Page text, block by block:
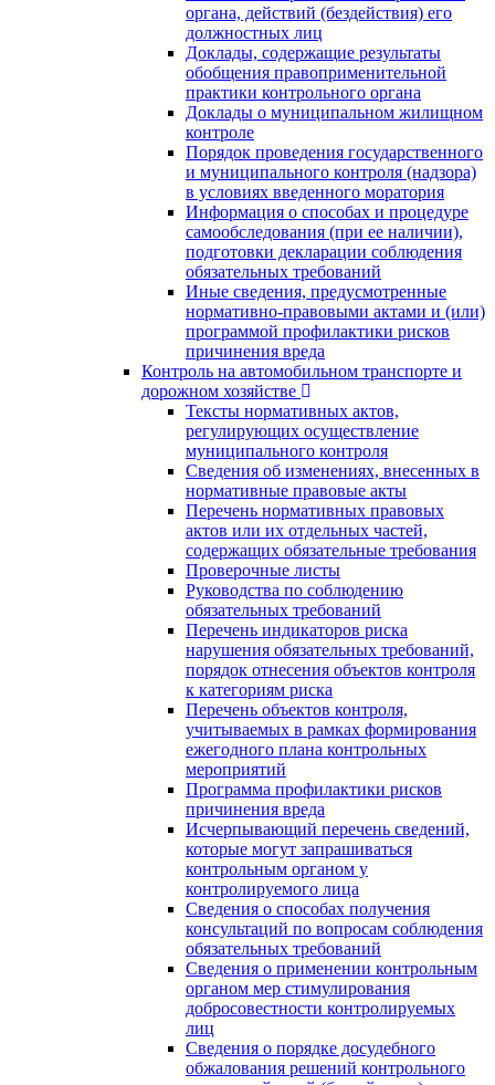
органа, действий (бездействия) его
должностных лиц
Доклады, содержащие результаты
обобщения правоприменительной
практики контрольного органа
Доклады о муниципальном жилищном
контроле
Порядок проведения государственного
и муниципального контроля (надзора)
в условиях введенного моратория
Информация о способах и процедуре
самообследования (при ее наличии),
подготовки декларации соблюдения
обязательных требований
Иные сведения, предусмотренные
нормативно-правовыми актами и (или)
программой профилактики рисков
причинения вреда
Контроль на автомобильном транспорте и
дорожном хозяйстве
Тексты нормативных актов,
регулирующих осуществление
муниципального контроля
Сведения об изменениях, внесенных в
нормативные правовые акты
Перечень нормативных правовых
актов или их отдельных частей,
содержащих обязательные требования
Проверочные листы
Руководства по соблюдению
обязательных требований
Перечень индикаторов риска
нарушения обязательных требований,
порядок отнесения объектов контроля
к категориям риска
Перечень объектов контроля,
учитываемых в рамках формирования
ежегодного плана контрольных
мероприятий
Программа профилактики рисков
причинения вреда
Исчерпывающий перечень сведений,
которые могут запрашиваться
контрольным органом у
контролируемого лица
Сведения о способах получения
консультаций по вопросам соблюдения
обязательных требований
Сведения о применении контрольным
органом мер стимулирования
добросовестности контролируемых
лиц
Сведения о порядке досудебного
обжалования решений контрольного